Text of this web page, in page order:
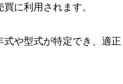
に利用されます。
や型式が特定でき、適正